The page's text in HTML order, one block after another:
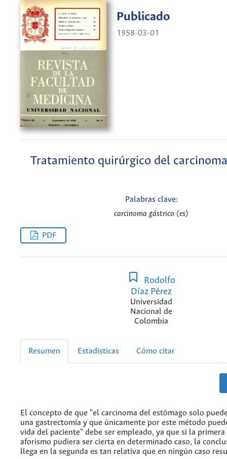
Publicado
1958-03-01
Tratamiento quirúrgico del
Palabras clave:
carcinoma gástrico (es)
PDF
Rodolfo
Díaz Pérez
Universidad
Nacional de
Colombia
Resumen Estadísticas Cómo citar
El concepto de que "el carcinoma del estómago solo
una gastrectomía y que únicamente por este método
vida del paciente" debe ser empleado, ya que si la
aforismo pudiera ser cierta en determinado caso, la
llega en la segunda es tan relativa que en ningún caso